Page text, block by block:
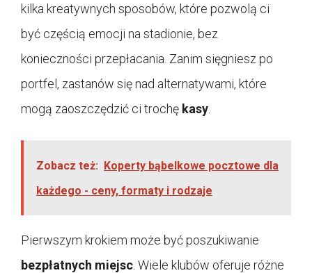
kilka kreatywnych sposobów, które pozwolą ci
być częścią emocji na stadionie, bez
konieczności przepłacania. Zanim sięgniesz po
portfel, zastanów się nad alternatywami, które
mogą zaoszczędzić ci trochę kasy
Zobacz też: Koperty bąbelkowe pocztowe dla
każdego - ceny, formaty i rodzaje
Pierwszym krokiem może być poszukiwanie
bezpłatnych miejsc . Wiele klubów oferuje różne